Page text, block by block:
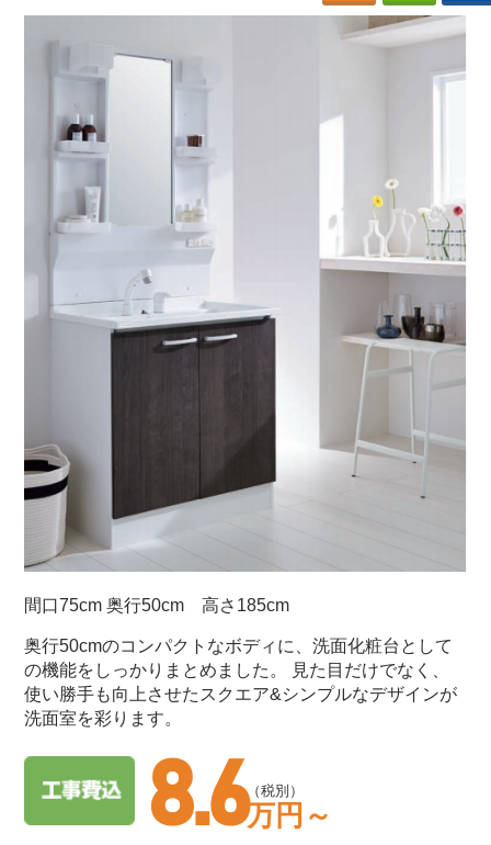
間口75cm 奥行50cm 高さ185cm
奥行50cmのコンパクトなボディに、洗面化粧台として
の機能をしっかりまとめました。 見た目だけでなく、
使い勝手も向上させたスクエア&シンプルなデザインが
洗面室を彩ります。
8.6万円～
（税別）